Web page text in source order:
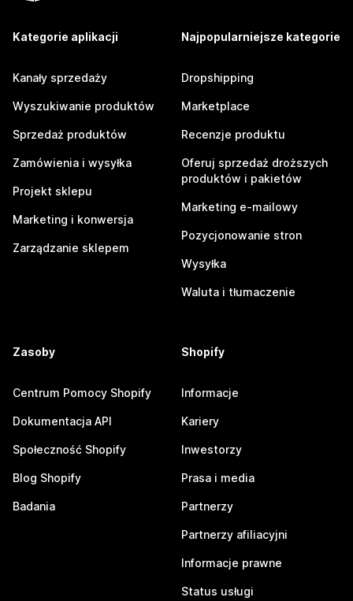
Kategorie aplikacji
Kanały sprzedaży
Wyszukiwanie produktów
Sprzedaż produktów
Zamówienia i wysyłka
Projekt sklepu
Marketing i konwersja
Zarządzanie sklepem
Najpopularniejsze kategorie
Dropshipping
Marketplace
Recenzje produktu
Oferuj sprzedaż droższych
produktów i pakietów
Marketing e-mailowy
Pozycjonowanie stron
Wysyłka
Waluta i tłumaczenie
Zasoby
Centrum Pomocy Shopify
Dokumentacja API
Społeczność Shopify
Blog Shopify
Badania
Shopify
Informacje
Kariery
Inwestorzy
Prasa i media
Partnerzy
Partnerzy afiliacyjni
Informacje prawne
Status usługi